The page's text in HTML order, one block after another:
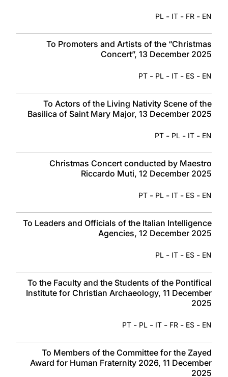
EN
-
FR
-
IT
-
PL
To Promoters and Artists of the “Christmas
Concert”, 13 December 2025
EN
-
ES
-
IT
-
PL
-
PT
To Actors of the Living Nativity Scene of the
Basilica of Saint Mary Major, 13 December 2025
EN
-
IT
-
PL
-
PT
Christmas Concert conducted by Maestro
Riccardo Muti, 12 December 2025
EN
-
ES
-
IT
-
PL
-
PT
To Leaders and Officials of the Italian Intelligence
Agencies, 12 December 2025
EN
-
ES
-
IT
-
PL
To the Faculty and the Students of the Pontifical
Institute for Christian Archaeology, 11 December
2025
EN
-
ES
-
FR
-
IT
-
PL
-
PT
To Members of the Committee for the Zayed
Award for Human Fraternity 2026, 11 December
2025